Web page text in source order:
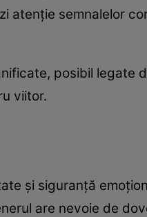
atenție semnalelor
posibil legate
viitor.
și siguranță
are nevoie de